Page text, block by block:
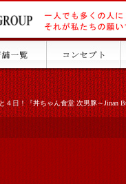
４日！『丼ちゃん食堂 次男豚～Jinan